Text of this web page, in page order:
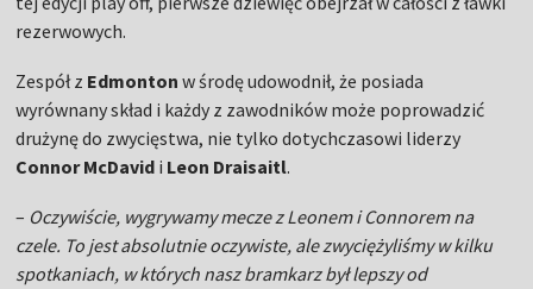
rezerwowych.
Zespół z Edmonton w środę udowodnił, że posiada
wyrównany skład i każdy z zawodników może poprowadzić
drużynę do zwycięstwa, nie tylko dotychczasowi liderzy
Connor McDavid i Leon Draisaitl.
– Oczywiście, wygrywamy mecze z Leonem i Connorem na
czele. To jest absolutnie oczywiste, ale zwyciężyliśmy w kilku
spotkaniach, w których nasz bramkarz był lepszy od